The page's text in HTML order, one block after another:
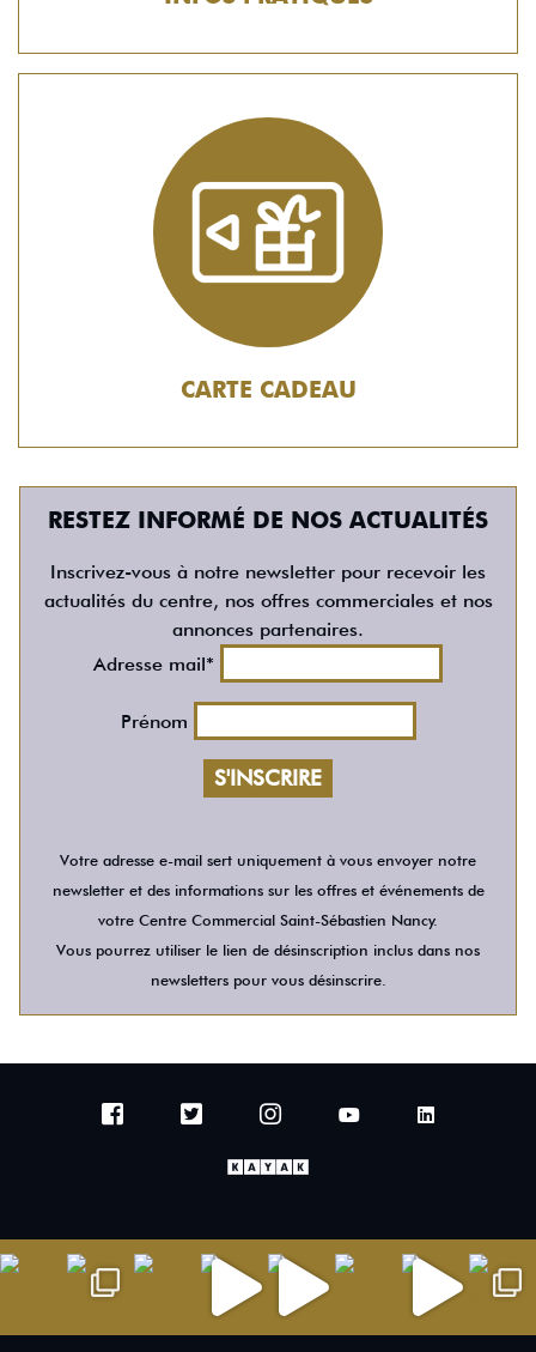
CARTE CADEAU
RESTEZ INFORMÉ DE NOS ACTUALITÉS
Inscrivez-vous à notre newsletter pour recevoir les
actualités du centre, nos offres commerciales et nos
annonces partenaires.
Adresse mail*
Prénom
Votre adresse e-mail sert uniquement à vous envoyer notre
newsletter et des informations sur les offres et événements de
votre Centre Commercial Saint-Sébastien Nancy.
Vous pourrez utiliser le lien de désinscription inclus dans nos
newsletters pour vous désinscrire.